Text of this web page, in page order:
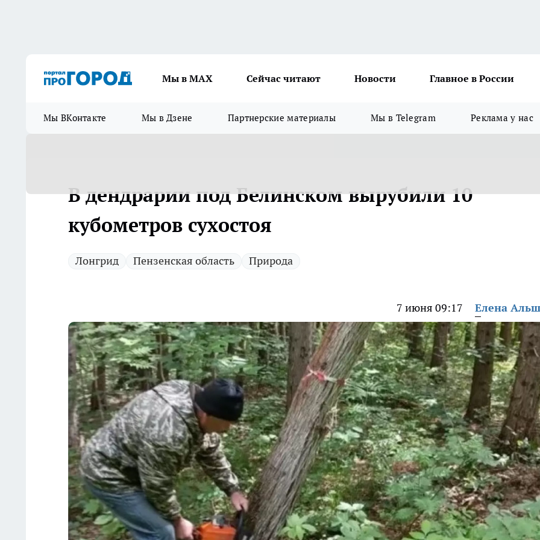
Мы в МАХ Сейчас читают Новости Главное в России
Мы ВКонтакте Мы в Дзене Партнерские материалы Мы в Telegram Реклама у нас
В дендрарии под Белинском вырубили 10
кубометров сухостоя
Лонгрид Пензенская область Природа
7 июня 09:17 Елена